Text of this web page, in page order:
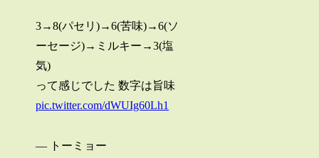
3→8(パセリ)→6(苦味)→6(ソ
ーセージ)→ミルキー→3(塩
気)
って感じでした 数字は旨味
pic.twitter.com/dWUIg60Lh1
— トーミョー